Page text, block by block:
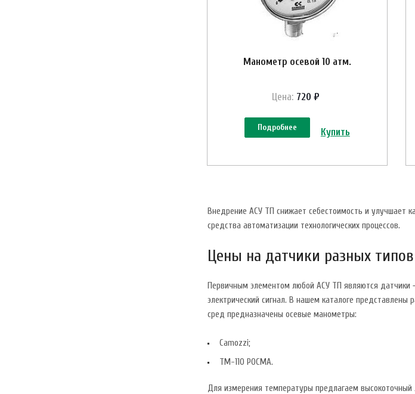
Манометр осевой 10 атм.
Цена: 720 ₽
Подробнее Купить
Внедрение АСУ ТП снижает себестоимость и улучшает
средства автоматизации технологических процессов.
Цены на датчики разных типов
Первичным элементом любой АСУ ТП являются датчики
электрический сигнал. В нашем каталоге
сред предназначены осевые манометры:
Camozzi;
TM-110 РОСМА.
Для измерения температуры предлагаем высокоточный